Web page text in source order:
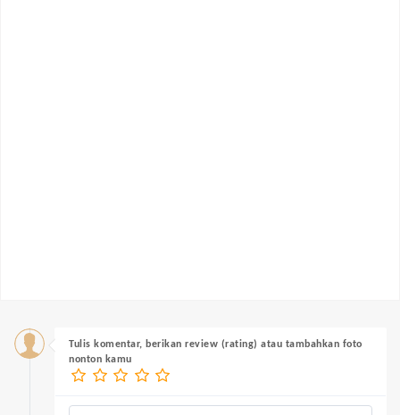
Tulis komentar, berikan review (rating) atau tambahkan foto
nonton kamu